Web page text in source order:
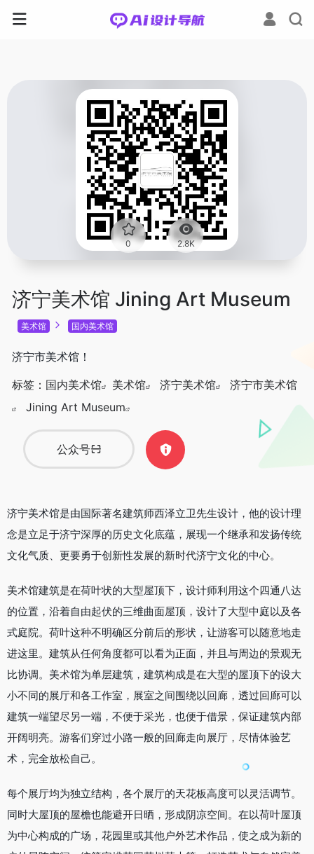
0 2.8K
济宁美术馆 Jining Art Museum
美术馆 国内美术馆
济宁市美术馆！
标签： 国内美术馆 美术馆 济宁美术馆
济宁市美术馆
Jining Art Museum
公众号
济宁美术馆是由国际著名建筑师西泽立卫先生设计，他的设计理
念是立足于济宁深厚的历史文化底蕴，展现一个继承和发扬传统
文化气质、更要勇于创新性发展的新时代济宁文化的中心。
美术馆建筑是在荷叶状的大型屋顶下，设计师利用这个四通八达
的位置，沿着自由起伏的三维曲面屋顶，设计了大型中庭以及各
式庭院。荷叶这种不明确区分前后的形状，让游客可以随意地走
进这里。建筑从任何角度都可以看为正面，并且与周边的景观无
比协调。美术馆为单层建筑，建筑构成是在大型的屋顶下的设大
小不同的展厅和各工作室，展室之间围绕以回廊，透过回廊可以
建筑一端望尽另一端，不便于采光，也便于借景，保证建筑内部
开阔明亮。游客们穿过小路一般的回廊走向展厅，尽情体验艺
术，完全放松自己。
每个展厅均为独立结构，各个展厅的天花板高度可以灵活调节。
同时大屋顶的屋檐也能避开日晒，形成阴凉空间。在以荷叶屋顶
为中心构成的广场，花园里或其他户外艺术作品，使之成为新的